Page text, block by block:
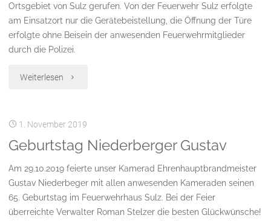
Ortsgebiet von Sulz gerufen. Von der Feuerwehr Sulz erfolgte
am Einsatzort nur die Gerätebeistellung, die Öffnung der Türe
erfolgte ohne Beisein der anwesenden Feuerwehrmitglieder
durch die Polizei.
Weiterlesen "Türöffnung"
1. November 2019
Geburtstag Niederberger Gustav
Am 29.10.2019 feierte unser Kamerad Ehrenhauptbrandmeister
Gustav Niederbeger mit allen anwesenden Kameraden seinen
65. Geburtstag im Feuerwehrhaus Sulz. Bei der Feier
überreichte Verwalter Roman Stelzer die besten Glückwünsche!